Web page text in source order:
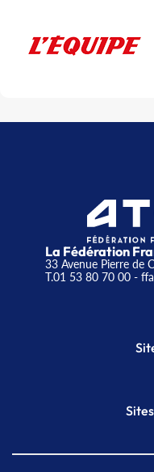
La Fédération
33 Avenue Pierre de
T.01 53 80 70 00-